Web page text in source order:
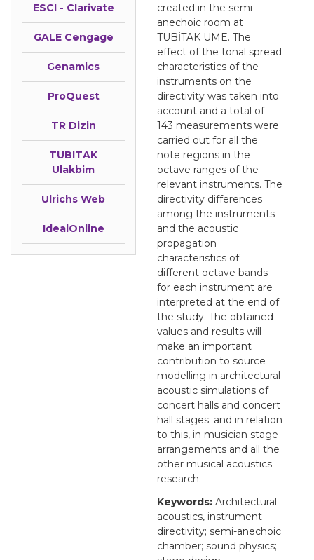
ESCI - Clarivate
GALE Cengage
Genamics
ProQuest
TR Dizin
TUBITAK
Ulakbim
Ulrichs Web
IdealOnline
created in the semi-
anechoic room at
TÜBİTAK UME. The
effect of the tonal spread
characteristics of the
instruments on the
directivity was taken into
account and a total of
143 measurements were
carried out for all the
note regions in the
octave ranges of the
relevant instruments. The
directivity differences
among the instruments
and the acoustic
propagation
characteristics of
different octave bands
for each instrument are
interpreted at the end of
the study. The obtained
values and results will
make an important
contribution to source
modelling in architectural
acoustic simulations of
concert halls and concert
hall stages; and in relation
to this, in musician stage
arrangements and all the
other musical acoustics
research.
Keywords: Architectural
acoustics, instrument
directivity; semi-anechoic
chamber; sound physics;